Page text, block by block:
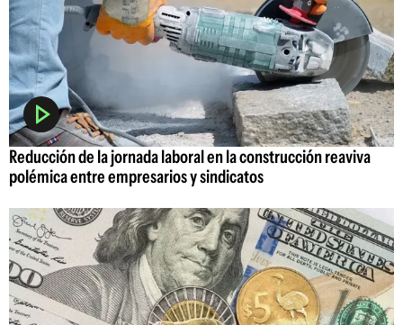
Reducción de la jornada laboral en la construcción reaviva
polémica entre empresarios y sindicatos